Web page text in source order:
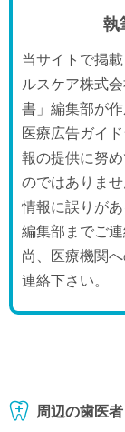
執
当サイトで掲
ルスケア株式
書」編集部が作
医療広告ガイ
報の提供に努
のではありませ
情報に誤りが
編集部までご連
尚、医療機関
連絡下さい。
周辺の歯医